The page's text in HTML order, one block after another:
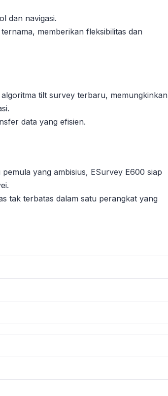
dan navigasi.
memberikan fleksibilitas dan
tilt survey terbaru, memungkinkan
data yang efisien.
yang ambisius, ESurvey E600 siap
tak terbatas dalam satu perangkat yang